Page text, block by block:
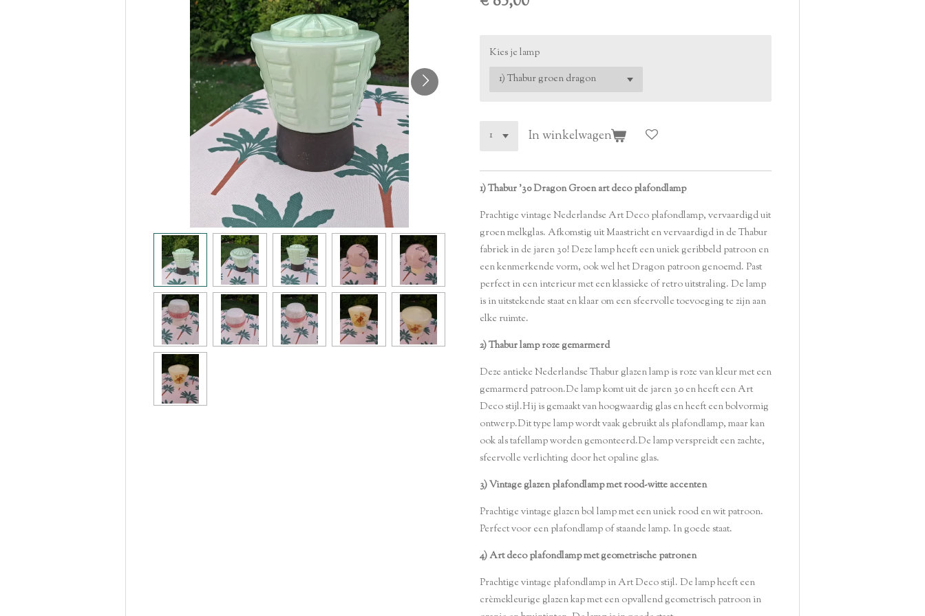
Kies je lamp
In winkelwagen
1) Thabur '30 Dragon Groen art deco plafondlamp
Prachtige vintage Nederlandse Art Deco plafondlamp, vervaardigd uit
groen melkglas. Afkomstig uit Maastricht en vervaardigd in de Thabur
fabriek in de jaren 30! Deze lamp heeft een uniek geribbeld patroon en
een kenmerkende vorm, ook wel het Dragon patroon genoemd. Past
perfect in een interieur met een klassieke of retro uitstraling. De lamp
is in uitstekende staat en klaar om een sfeervolle toevoeging te zijn aan
elke ruimte.
2) Thabur lamp roze gemarmerd
Deze antieke Nederlandse Thabur glazen lamp is roze van kleur met een
gemarmerd patroon.De lamp komt uit de jaren 30 en heeft een Art
Deco stijl.Hij is gemaakt van hoogwaardig glas en heeft een bolvormig
ontwerp.Dit type lamp wordt vaak gebruikt als plafondlamp, maar kan
ook als tafellamp worden gemonteerd.De lamp verspreidt een zachte,
sfeervolle verlichting door het opaline glas.
3) Vintage glazen plafondlamp met rood-witte accenten
Prachtige vintage glazen bol lamp met een uniek rood en wit patroon.
Perfect voor een plafondlamp of staande lamp. In goede staat.
4) Art deco plafondlamp met geometrische patronen
Prachtige vintage plafondlamp in Art Deco stijl. De lamp heeft een
crèmekleurige glazen kap met een opvallend geometrisch patroon in